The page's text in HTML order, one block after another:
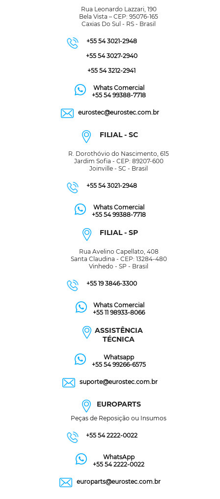
Rua Leonardo Lazzari, 190
Bela Vista – CEP: 95076-165
Caxias Do Sul - RS - Brasil
+55 54 3021-2948
+55 54 3027-2940
+55 54 3212-2941
Whats Comercial
+55 54 99388-7718
eurostec@eurostec.com.br
FILIAL - SC
R. Dorothóvio do Nascimento, 615
Jardim Sofia - CEP: 89207-600
Joinville - SC - Brasil
+55 54 3021-2948
Whats Comercial
+55 54 99388-7718
FILIAL - SP
Rua Avelino Capellato, 408
Santa Claudina - CEP: 13284-480
Vinhedo - SP - Brasil
+55 19 3846-3300
Whats Comercial
+55 11 98933-8066
ASSISTÊNCIA
TÉCNICA
Whatsapp
+55 54 99266-6575
suporte@eurostec.com.br
EUROPARTS
Peças de Reposição ou Insumos
+55 54 2222-0022
WhatsApp
+55 54 2222-0022
europarts@eurostec.com.br